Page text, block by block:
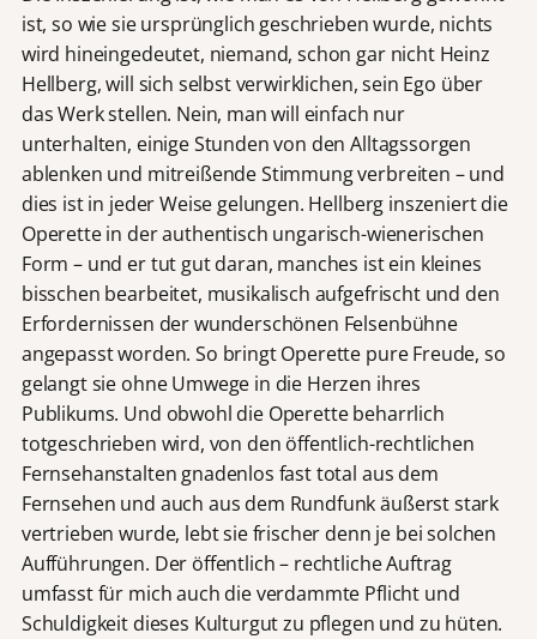
ist, so wie sie ursprünglich geschrieben wurde, nichts
wird hineingedeutet, niemand, schon gar nicht Heinz
Hellberg, will sich selbst verwirklichen, sein Ego über
das Werk stellen. Nein, man will einfach nur
unterhalten, einige Stunden von den Alltagssorgen
ablenken und mitreißende Stimmung verbreiten – und
dies ist in jeder Weise gelungen. Hellberg inszeniert die
Operette in der authentisch ungarisch-wienerischen
Form – und er tut gut daran, manches ist ein kleines
bisschen bearbeitet, musikalisch aufgefrischt und den
Erfordernissen der wunderschönen Felsenbühne
angepasst worden. So bringt Operette pure Freude, so
gelangt sie ohne Umwege in die Herzen ihres
Publikums. Und obwohl die Operette beharrlich
totgeschrieben wird, von den öffentlich-rechtlichen
Fernsehanstalten gnadenlos fast total aus dem
Fernsehen und auch aus dem Rundfunk äußerst stark
vertrieben wurde, lebt sie frischer denn je bei solchen
Aufführungen. Der öffentlich – rechtliche Auftrag
umfasst für mich auch die verdammte Pflicht und
Schuldigkeit dieses Kulturgut zu pflegen und zu hüten.